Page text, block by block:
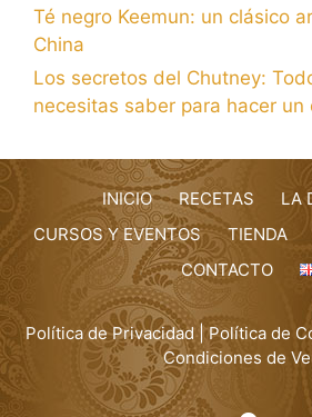
Té negro Keemun: un clásico
China
Los secretos del Chutney:
necesitas saber para hacer un
INICIO RECETAS
LA
CURSOS Y EVENTOS
TIENDA
CONTACTO
Política de Privacidad|Política de
Condiciones de